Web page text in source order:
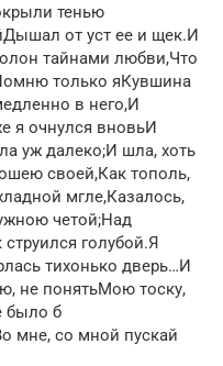
тенью
от уст ее и щек.И
тайнами любви,Что
только яКувшина
в него,И
я очнулся вновьИ
уж далеко;И шла, хоть
своей,Как тополь,
мгле,Казалось,
четой;Над
голубой.Я
тихонько дверь…И
не понятьМою тоску,
было б
мне, со мной пускай